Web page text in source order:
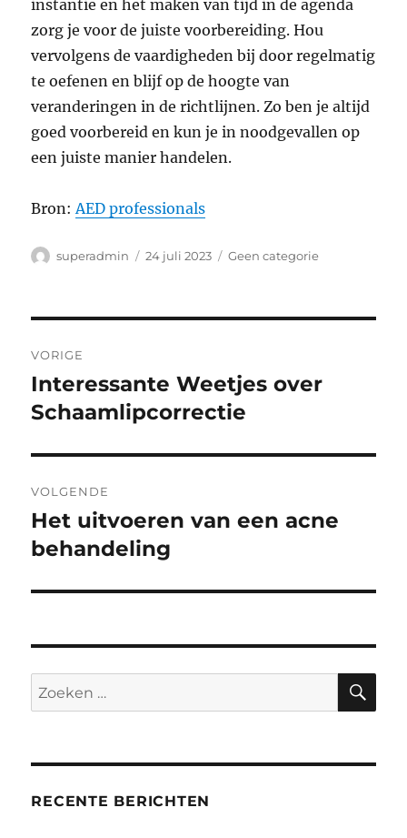
instantie en het maken van tijd in de agenda
zorg je voor de juiste voorbereiding. Hou
vervolgens de vaardigheden bij door regelmatig
te oefenen en blijf op de hoogte van
veranderingen in de richtlijnen. Zo ben je altijd
goed voorbereid en kun je in noodgevallen op
een juiste manier handelen.
Bron: AED professionals
Auteur
superadmin
Geplaatst
24 juli 2023 Categorieën
Geen categorie
navigatie
VORIGE
Vorig
bericht:
Interessante Weetjes over
Schaamlipcorrectie
VOLGENDE
Volgend
bericht:
Het uitvoeren van een acne
behandeling
Zoeken
naar:
RECENTE BERICHTEN